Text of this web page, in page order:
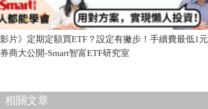
影片》定期定額買ETF？設定有撇步！手續費最低1元
券商大公開-Smart智富ETF研究室
相關文章